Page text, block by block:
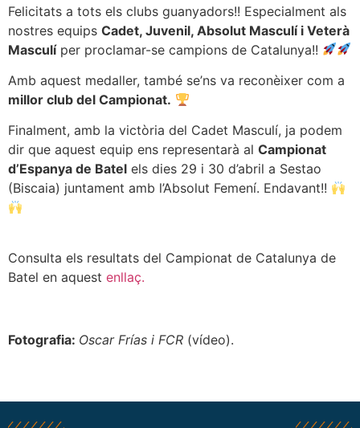
Felicitats a tots els clubs guanyadors!! Especialment als
nostres equips Cadet, Juvenil, Absolut Masculí i Veterà
Masculíper proclamar-se campions de Catalunya!!
Amb aquest medaller, també se’ns va reconèixer com a
millor club del Campionat.
Finalment, amb la victòria del Cadet Masculí, ja podem
dir que aquest equip ens representarà al Campionat
d’Espanya de Batel els dies 29 i 30 d’abril a Sestao
(Biscaia) juntament amb l’Absolut Femení. Endavant!!
Consulta els resultats del Campionat de Catalunya de
Batel en aquest enllaç.
Fotografia: Oscar Frías i FCR (vídeo).